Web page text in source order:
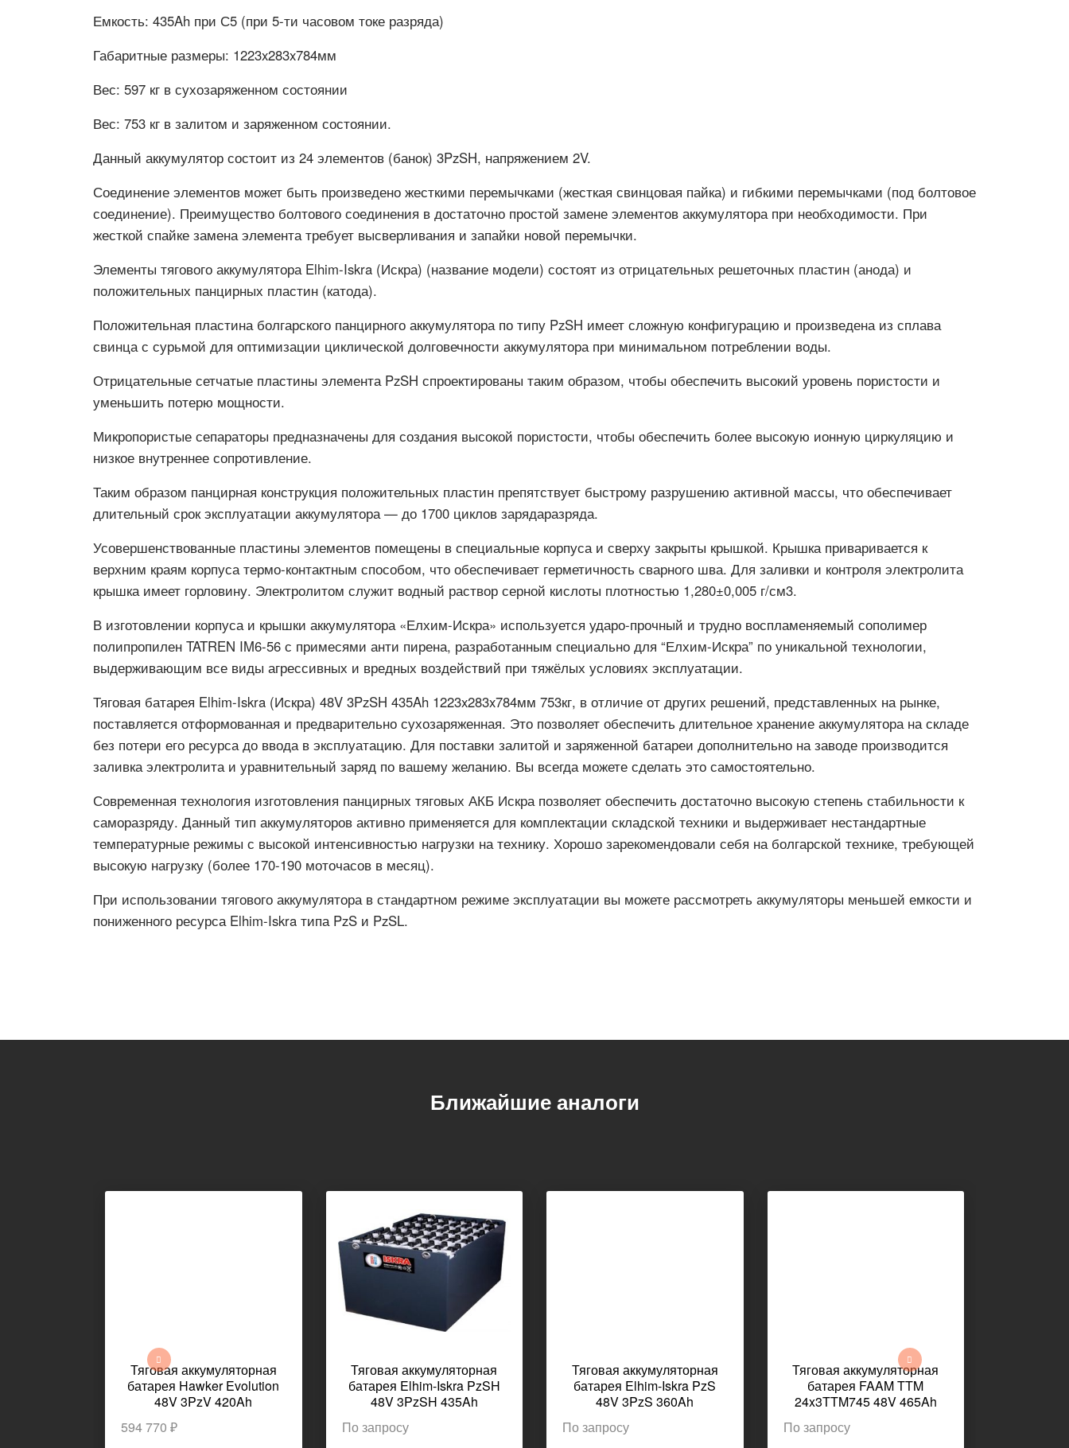
Емкость: 435Ah при С5 (при 5-ти часовом токе разряда)
Габаритные размеры: 1223x283x784мм
Вес: 597 кг в сухозаряженном состоянии
Вес: 753 кг в залитом и заряженном состоянии.
Данный аккумулятор состоит из 24 элементов (банок) 3PzSH, напряжением 2V.
Соединение элементов может быть произведено жесткими перемычками (жесткая свинцовая пайка) и гибкими перемычками (под болтовое
соединение). Преимущество болтового соединения в достаточно простой замене элементов аккумулятора при необходимости. При
жесткой спайке замена элемента требует высверливания и запайки новой перемычки.
Элементы тягового аккумулятора Elhim-Iskra (Искра) (название модели) состоят из отрицательных решеточных пластин (анода) и
положительных панцирных пластин (катода).
Положительная пластина болгарского панцирного аккумулятора по типу PzSH имеет сложную конфигурацию и произведена из сплава
свинца с сурьмой для оптимизации циклической долговечности аккумулятора при минимальном потреблении воды.
Отрицательные сетчатые пластины элемента PzSH спроектированы таким образом, чтобы обеспечить высокий уровень пористости и
уменьшить потерю мощности.
Микропористые сепараторы предназначены для создания высокой пористости, чтобы обеспечить более высокую ионную циркуляцию и
низкое внутреннее сопротивление.
Таким образом панцирная конструкция положительных пластин препятствует быстрому разрушению активной массы, что обеспечивает
длительный срок эксплуатации аккумулятора — до 1700 циклов зарядаразряда.
Усовершенствованные пластины элементов помещены в специальные корпуса и сверху закрыты крышкой. Крышка приваривается к
верхним краям корпуса термо-контактным способом, что обеспечивает герметичность сварного шва. Для заливки и контроля электролита
крышка имеет горловину. Электролитом служит водный раствор серной кислоты плотностью 1,280±0,005 г/см3.
В изготовлении корпуса и крышки аккумулятора «Елхим-Искра» используется ударо-прочный и трудно воспламеняемый сополимер
полипропилен TATREN IM6-56 с примесями анти пирена, разработанным специально для “Елхим-Искра” по уникальной технологии,
выдерживающим все виды агрессивных и вредных воздействий при тяжёлых условиях эксплуатации.
Тяговая батарея Elhim-Iskra (Искра) 48V 3PzSH 435Ah 1223x283x784мм 753кг, в отличие от других решений, представленных на рынке,
поставляется отформованная и предварительно сухозаряженная. Это позволяет обеспечить длительное хранение аккумулятора на складе
без потери его ресурса до ввода в эксплуатацию. Для поставки залитой и заряженной батареи дополнительно на заводе производится
заливка электролита и уравнительный заряд по вашему желанию. Вы всегда можете сделать это самостоятельно.
Современная технология изготовления панцирных тяговых АКБ Искра позволяет обеспечить достаточно высокую степень стабильности к
саморазряду. Данный тип аккумуляторов активно применяется для комплектации складской техники и выдерживает нестандартные
температурные режимы с высокой интенсивностью нагрузки на технику. Хорошо зарекомендовали себя на болгарской технике, требующей
высокую нагрузку (более 170-190 моточасов в месяц).
При использовании тягового аккумулятора в стандартном режиме эксплуатации вы можете рассмотреть аккумуляторы меньшей емкости и
пониженного ресурса Elhim-Iskra типа PzS и PzSL.
Ближайшие аналоги
Тяговая аккумуляторная
батарея Hawker Evolution
48V 3PzV 420Ah
594 770 ₽
Тяговая аккумуляторная
батарея Elhim-Iskra PzSH
48V 3PzSH 435Ah
По запросу
Тяговая аккумуляторная
батарея Elhim-Iskra PzS
48V 3PzS 360Ah
По запросу
Тяговая аккумуляторная
батарея FAAM TTM
24x3TTM745 48V 465Ah
По запросу